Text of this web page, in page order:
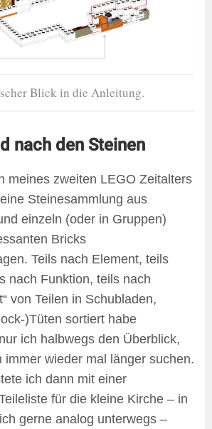
Blick in die Anleitung.
nach den Steinen
meines zweiten LEGO Zeitalters
Steinesammlung aus
einzeln (oder in Gruppen)
Bricks
Teils nach Element, teils
nach Funktion, teils nach
von Teilen in Schubladen,
)Tüten sortiert habe
ich halbwegs den Überblick,
immer wieder mal länger suchen.
ich dann mit einer
für die kleine Kirche – in
gerne analog unterwegs –